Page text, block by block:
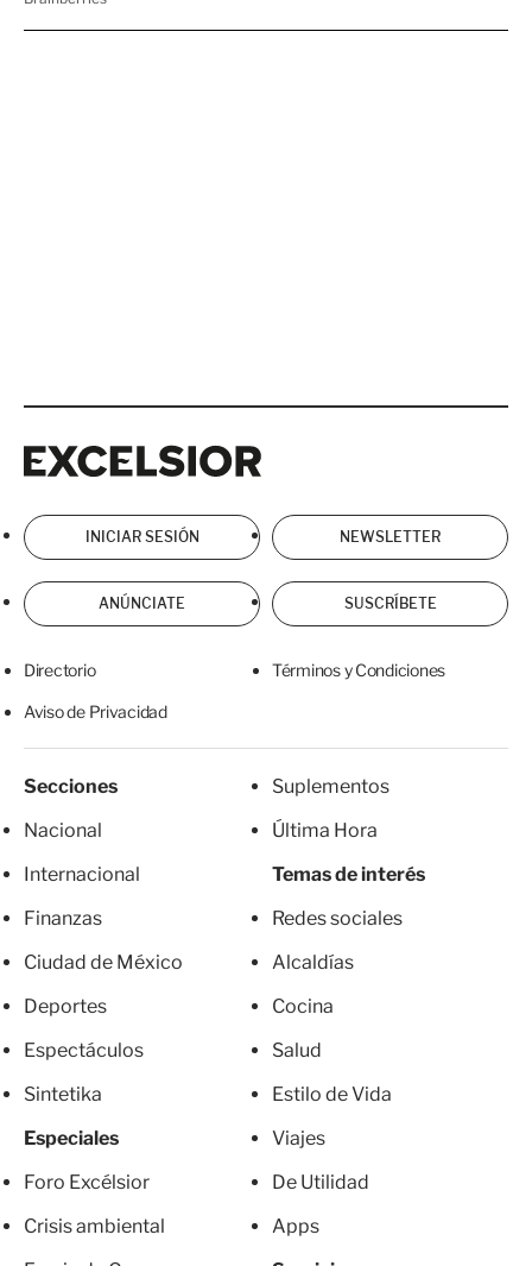
INICIAR SESIÓN NEWSLETTER
ANÚNCIATE SUSCRÍBETE
Directorio Términos y Condiciones
Aviso de Privacidad
Secciones
Nacional
Internacional
Finanzas
Ciudad de México
Deportes
Espectáculos
Sintetika
Especiales
Foro Excélsior
Crisis ambiental
Suplementos
Última Hora
Temas de interés
Redes sociales
Alcaldías
Cocina
Salud
Estilo de Vida
Viajes
De Utilidad
Apps